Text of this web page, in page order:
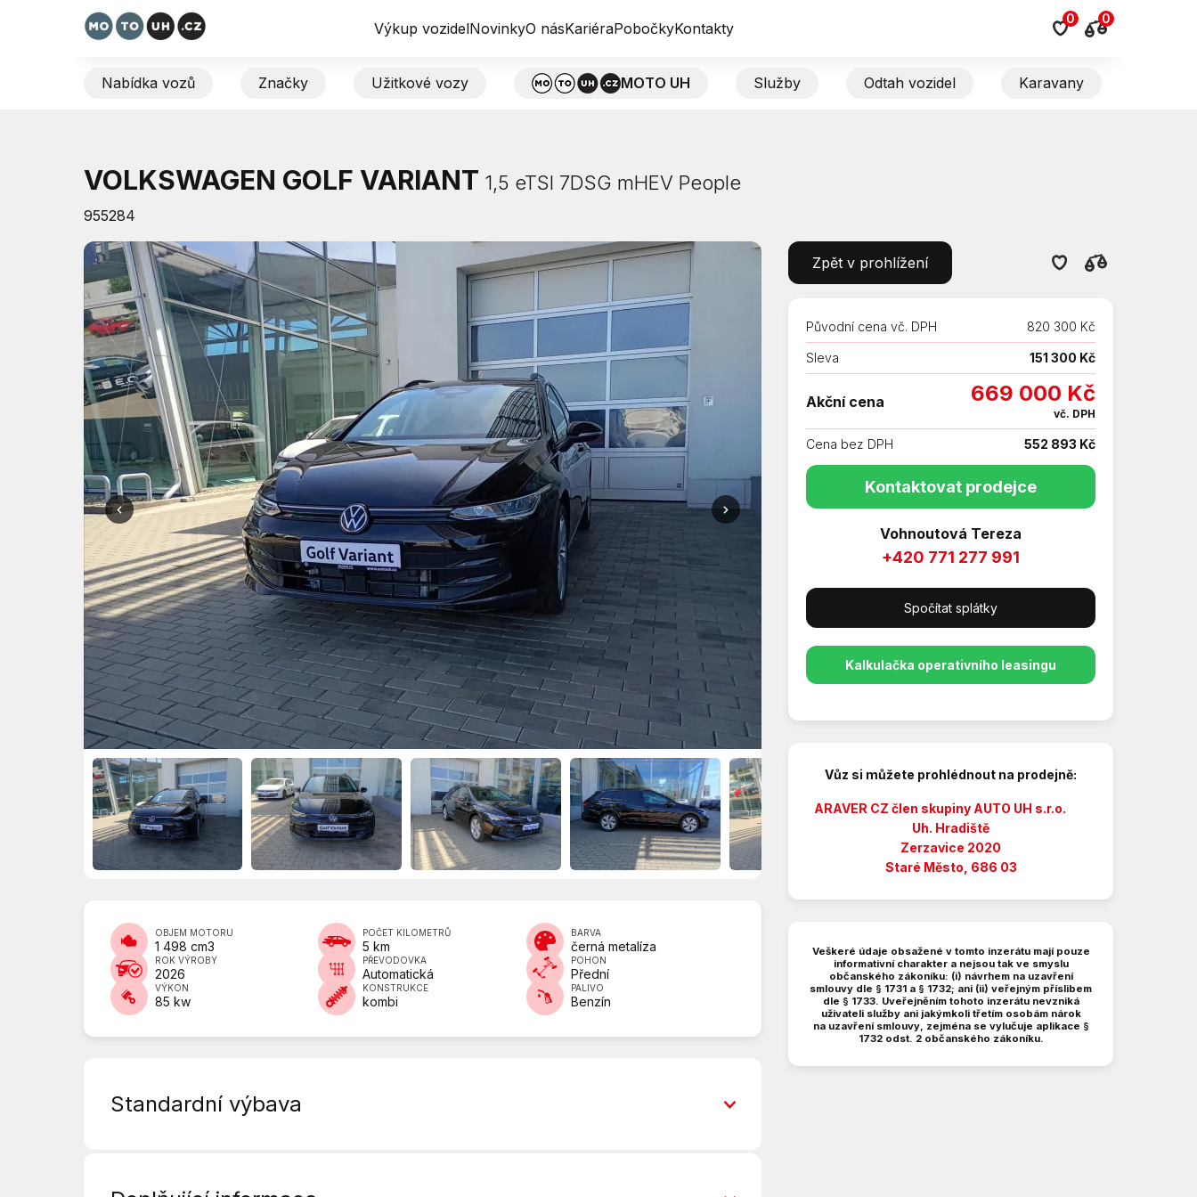
Výkup vozidelNovinkyO násKariéraPobočkyKontakty
0 0
Nabídka vozů Značky Užitkové vozy MOTO UH Služby Odtah vozidel Karavany
VOLKSWAGEN GOLF VARIANT 1,5 eTSI 7DSG mHEV People
955284
OBJEM MOTORU
1 498 cm3
POČET KILOMETRŮ
5 km
BARVA
černá metalíza
ROK VÝROBY
2026
PŘEVODOVKA
Automatická
POHON
Přední
VÝKON
85 kw
KONSTRUKCE
kombi
PALIVO
Benzín
Standardní výbava
Zpět v prohlížení
Původní cena vč. DPH 820 300 Kč
Sleva 151 300 Kč
Akční cena 669 000 Kč
vč. DPH
Cena bez DPH 552 893 Kč
Kontaktovat prodejce
Vohnoutová Tereza
+420 771 277 991
Spočítat splátky
Kalkulačka operativního leasingu
Vůz si můžete prohlédnout na prodejně:
ARAVER CZ člen skupiny AUTO UH s.r.o.
Uh. Hradiště
Zerzavice 2020
Staré Město, 686 03
Veškeré údaje obsažené v tomto inzerátu mají pouze
informativní charakter a nejsou tak ve smyslu
občanského zákoníku: (i) návrhem na uzavření
smlouvy dle § 1731 a § 1732; ani (ii) veřejným příslibem
dle § 1733. Uveřejněním tohoto inzerátu nevzniká
uživateli služby ani jakýmkoli třetím osobám nárok
na uzavření smlouvy, zejména se vylučuje aplikace §
1732 odst. 2 občanského zákoníku.